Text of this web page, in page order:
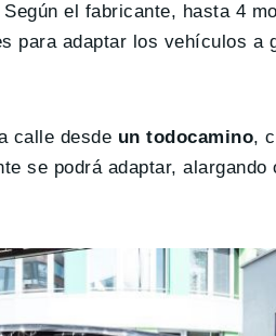
Según el fabricante, hasta 4
para adaptar los vehículos a
calle desde un todocamino,
se podrá adaptar, alargando